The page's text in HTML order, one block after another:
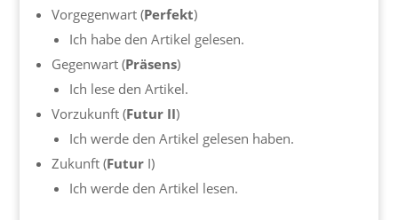
Vorgegenwart (Perfekt)
Ich habe den Artikel gelesen.
Gegenwart (Präsens)
Ich lese den Artikel.
Vorzukunft (Futur II)
Ich werde den Artikel gelesen haben.
Zukunft (FuturI)
Ich werde den Artikel lesen.